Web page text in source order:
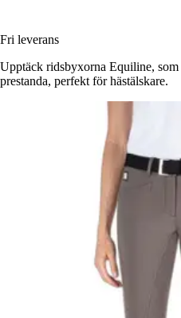
Fri leverans
Upptäck ridsbyxorna Equiline,
prestanda, perfekt för hästälskare.